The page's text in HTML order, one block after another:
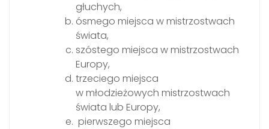
głuchych,
ósmego miejsca w mistrzostwach
świata,
szóstego miejsca w mistrzostwach
Europy,
trzeciego miejsca
w młodzieżowych mistrzostwach
świata lub Europy,
pierwszego miejsca